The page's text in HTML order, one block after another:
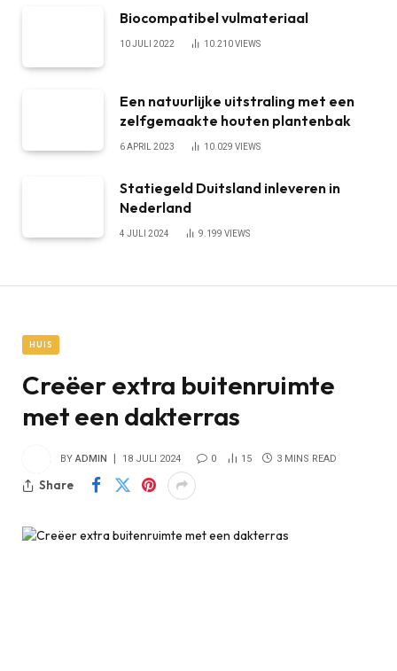
Biocompatibel vulmateriaal
10 JULI 2022 10.210VIEWS
Een natuurlijke uitstraling met een
zelfgemaakte houten plantenbak
6 APRIL 2023 10.029 VIEWS
Statiegeld Duitsland inleveren in
Nederland
4 JULI 2024 9.199 VIEWS
HUIS
Creëer extra buitenruimte
met een dakterras
BY ADMIN 18 JULI 2024 0 15 3 MINS READ
Share